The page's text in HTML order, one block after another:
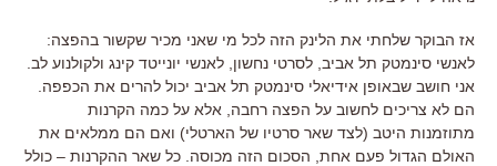
אז הבוקר שלחתי את הלינק הזה לכל מי שאני מכיר שקשור בהפצה:
לאנשי סינמטק תל אביב, לסרטי נחשון, לאנשי יונייטד קינג ולקולנוע לב.
אני חושב שבאופן אידיאלי סינמטק תל אביב יכול להרים את הכפפה.
הם לא צריכים לחשוב על הפצה רחבה, אלא על כמה הקרנות
מתוזמנות היטב (לצד שאר סרטיו של הארטלי) ואם הם ממלאים את
האולם הגדול פעם אחת, הסכום הזה מכוסה. כל שאר ההקרנות – כולל